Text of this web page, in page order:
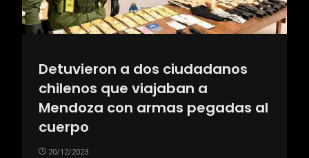
Detuvieron a dos ciudadanos
chilenos que viajaban a
Mendoza con armas pegadas al
cuerpo
20/12/2023